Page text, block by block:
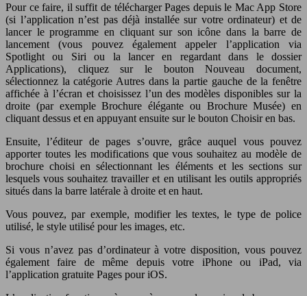
Pour ce faire, il suffit de télécharger Pages depuis le Mac App Store
(si l’application n’est pas déjà installée sur votre ordinateur) et de
lancer le programme en cliquant sur son icône dans la barre de
lancement (vous pouvez également appeler l’application via
Spotlight ou Siri ou la lancer en regardant dans le dossier
Applications), cliquez sur le bouton Nouveau document,
sélectionnez la catégorie Autres dans la partie gauche de la fenêtre
affichée à l’écran et choisissez l’un des modèles disponibles sur la
droite (par exemple Brochure élégante ou Brochure Musée) en
cliquant dessus et en appuyant ensuite sur le bouton Choisir en bas.
Ensuite, l’éditeur de pages s’ouvre, grâce auquel vous pouvez
apporter toutes les modifications que vous souhaitez au modèle de
brochure choisi en sélectionnant les éléments et les sections sur
lesquels vous souhaitez travailler et en utilisant les outils appropriés
situés dans la barre latérale à droite et en haut.
Vous pouvez, par exemple, modifier les textes, le type de police
utilisé, le style utilisé pour les images, etc.
Si vous n’avez pas d’ordinateur à votre disposition, vous pouvez
également faire de même depuis votre iPhone ou iPad, via
l’application gratuite Pages pour iOS.